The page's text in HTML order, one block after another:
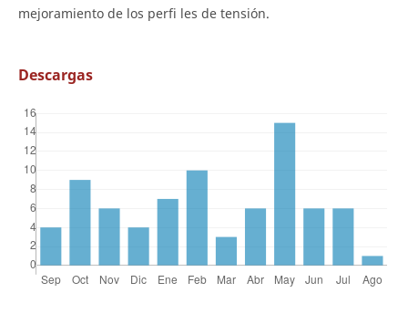
mejoramiento de los perfi les de tensión.
Descargas